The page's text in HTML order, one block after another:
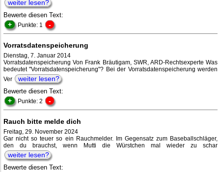
weiter lesen?
Bewerte diesen Text:
+ Punkte: 1 -
Vorratsdatenspeicherung
Dienstag, 7. Januar 2014
Vorratsdatenspeicherung Von Frank Bräutigam, SWR, ARD-Rechtsexperte Was
bedeutet "Vorratsdatenspeicherung"? Bei der Vorratsdatenspeicherung werden
Ver
weiter lesen?
Bewerte diesen Text:
+ Punkte: 2 -
Rauch bitte melde dich
Freitag, 29. November 2024
Gar nicht so teuer so ein Rauchmelder. Im Gegensatz zum Baseballschläger,
den du brauchst, wenn Mutti die Würstchen mal wieder zu schar
weiter lesen?
Bewerte diesen Text: